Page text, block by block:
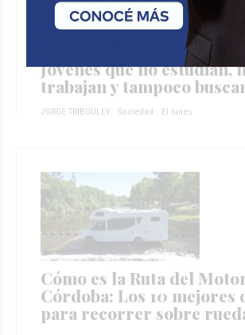
El fenómeno de los
Jóvenes que no estudian,
trabajan y tampoco
JORGE TRIBOULEY Sociedad El lunes
Cómo es la Ruta del
Córdoba: Los 10 mejores
para recorrer sobre